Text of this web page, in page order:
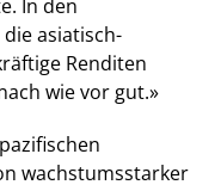
In den
asiatisch-
Renditen
wie vor gut.»
wachstumsstarker